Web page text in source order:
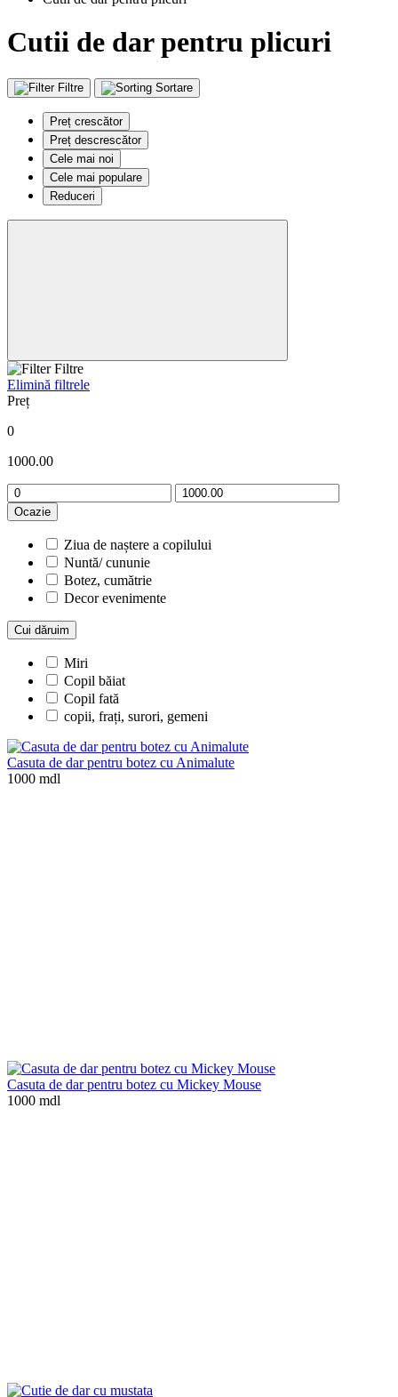
Cutii de dar pentru plicuri
Filtre Sortare
Preț crescător
Preț descrescător
Cele mai noi
Cele mai populare
Reduceri
Filtre
Elimină filtrele
Preț
0
1000.00
Ocazie
Ziua de naștere a copilului
Nuntă/ cununie
Botez, cumătrie
Decor evenimente
Cui dăruim
Miri
Copil băiat
Copil fată
copii, frați, surori, gemeni
Casuta de dar pentru botez cu Animalute
1000 mdl
Casuta de dar pentru botez cu Mickey Mouse
1000 mdl